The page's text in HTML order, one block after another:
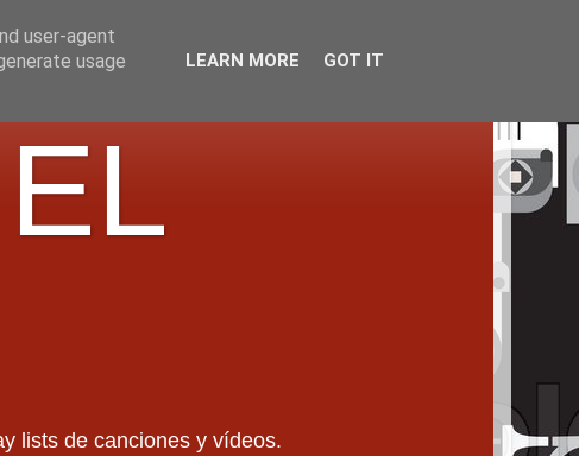
lists de canciones y vídeos.
user-agent
usage
LEARN MORE GOT IT